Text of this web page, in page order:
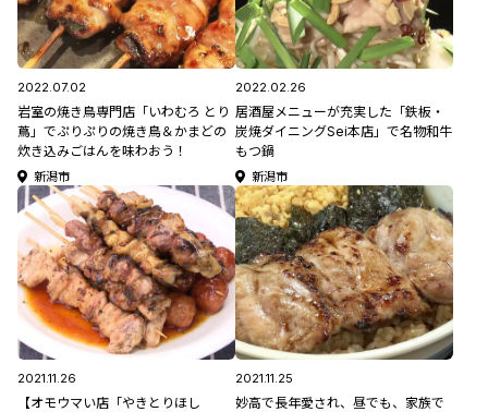
2022.07.02
岩室の焼き鳥専門店「いわむろ とり
蔦」でぷりぷりの焼き鳥＆かまどの
炊き込みごはんを味わおう！
新潟市
2022.02.26
居酒屋メニューが充実した「鉄板・
炭焼ダイニングSei本店」で名物和牛
もつ鍋
新潟市
2021.11.26
【オモウマい店「やきとりほし
2021.11.25
妙高で長年愛され、昼でも、家族で